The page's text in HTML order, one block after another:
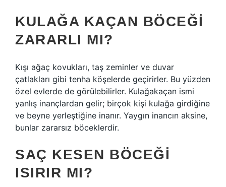
KULAĞA KAÇAN BÖCEĞI
ZARARLI MI?
Kışı ağaç kovukları, taş zeminler ve duvar
çatlakları gibi tenha köşelerde geçirirler. Bu yüzden
özel evlerde de görülebilirler. Kulağakaçan ismi
yanlış inançlardan gelir; birçok kişi kulağa girdiğine
ve beyne yerleştiğine inanır. Yaygın inancın aksine,
bunlar zararsız böceklerdir.
SAÇ KESEN BÖCEĞI
ISIRIR MI?